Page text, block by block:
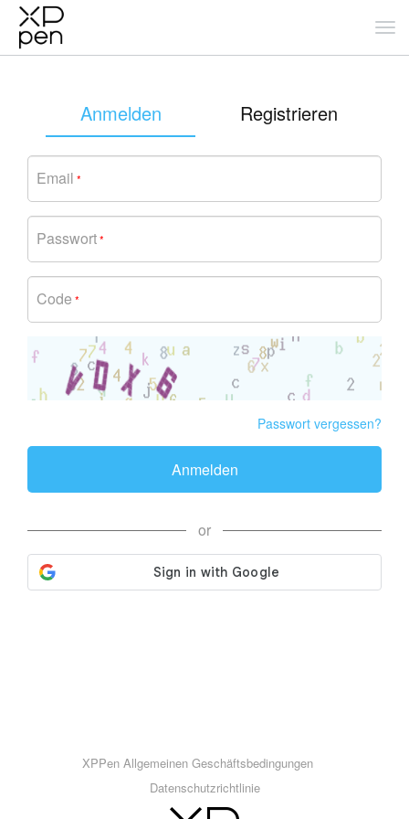
Anmelden Registrieren
Email *
Passwort*
Code *
Passwort vergessen?
Anmelden
or
XPPen Allgemeinen Geschäftsbedingungen
Datenschutzrichtlinie